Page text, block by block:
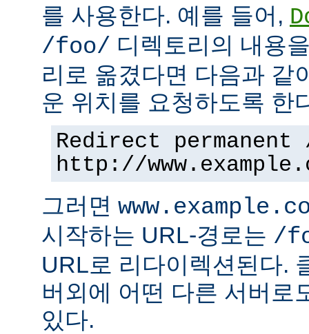
를 사용한다. 예를 들어,
/foo/ 디렉토리의 내용
리로 옮겼다면 다음과 같
운 위치를 요청하도록 한
Redirect
http://
그러면
시작하는 URL-경로는 /
URL로 리다이렉션된다.
버외에 어떤 다른 서버로
있다.